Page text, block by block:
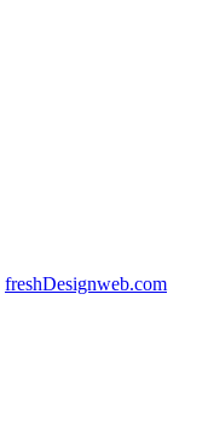
freshDesignweb.com